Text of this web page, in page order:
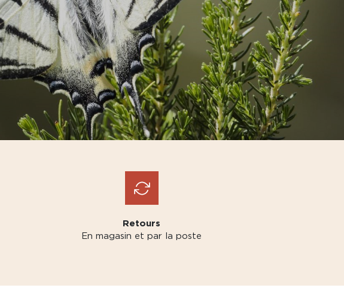
Retours
En magasin et par la poste